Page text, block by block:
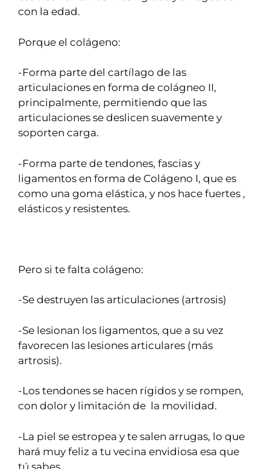
con la edad.
Porque el colágeno:
-Forma parte del cartílago de las
articulaciones en forma de colágneo II,
principalmente, permitiendo que las
articulaciones se deslicen suavemente y
soporten carga.
-Forma parte de tendones, fascias y
ligamentos en forma de Colágeno I, que es
como una goma elástica, y nos hace fuertes ,
elásticos y resistentes.
Pero si te falta colágeno:
-Se destruyen las articulaciones (artrosis)
-Se lesionan los ligamentos, que a su vez
favorecen las lesiones articulares (más
artrosis).
-Los tendones se hacen rígidos y se rompen,
con dolor y limitación de la movilidad.
-La piel se estropea y te salen arrugas, lo que
hará muy feliz a tu vecina envidiosa esa que
tú sabes.